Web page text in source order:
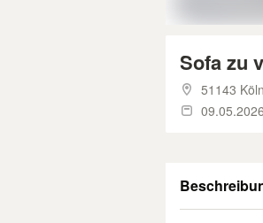
Sofa zu
51143
09.05.2026